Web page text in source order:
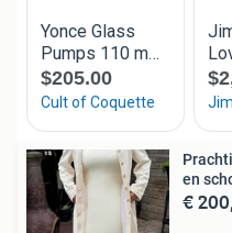
en
€